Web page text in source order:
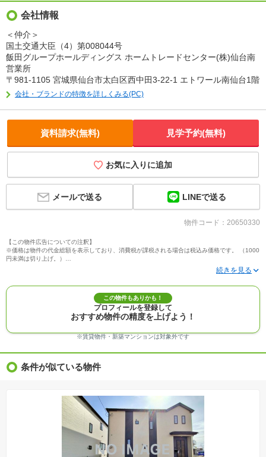
会社情報
＜仲介＞
国土交通大臣（4）第008044号
飯田グループホールディングス ホームトレードセンター(株)仙台南
営業所
〒981-1105 宮城県仙台市太白区西中田3-22-1 エトワール南仙台1階
会社・ブランドの特徴を詳しくみる(PC)
資料請求(無料) 見学予約(無料)
お気に入りに追加
メールで送る LINEで送る
物件コード：20650330
【この物件広告についての注釈】
※価格は物件の代金総額を表示しており、消費税が課税される場合は税込み価格です。 （1000
円未満は切り上げ。）
※写真に写っている、またはパース（絵）や間取り図に描かれている家具や車などは、特にコ
※建築条件付き土地価格には、建物価格は含まれません。
※物件情報は、原則として情報提供日の２日前に最終確認した情報です。
※完成予想図はいずれも外構、植栽、外観等実際のものとは多少異なることがあります。
※モデルルーム・モデルハウス・展示場・ショールームの画像の場合、今回販売の物件と異な
※ＣＧ合成の画像の場合、実際とは多少異なる場合があります。
※物件特徴：販売戸数が複数の物件は、全ての住戸に該当しない項目もあります。
※価格更新：物件価格が変更された日から１週間表示されます。
※建築条件土地の情報内に掲載されている、建物プラン例は、土地購入者の設計プランの参考
の一例であって、プランの採用可否は任意です。
※土地（建築条件なし）で「建物プラン例」が表記してある時、そのプラン例は特定の建築請
負会社によるもので、当該建築請負会社以外で建てた場合、同様のものが同価格で建てられる
とは限りません。また建築請負会社を特定するものではありません。
※建築条件付き土地とは、その土地に建築する建物の建築請負契約が、一定期間内に成立する
ことを条件として売買される土地のことをいいます。建築請負契約成立に向けて設計プランを
この物件もありかも！
プロフィールを登録して
おすすめ物件の精度を上げよう！
※賃貸物件・新築マンションは対象外です
条件が似ている物件